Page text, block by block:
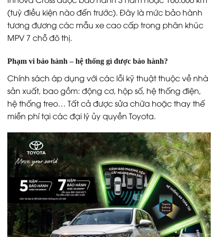
(tuỳ điều kiện nào đến trước). Đây là mức bảo hành
tương đương các mẫu xe cao cấp trong phân khúc
MPV 7 chỗ đô thị.
Phạm vi bảo hành – hệ thống gì được bảo hành?
Chính sách áp dụng với các lỗi kỹ thuật thuộc về nhà
sản xuất, bao gồm: động cơ, hộp số, hệ thống điện,
hệ thống treo… Tất cả được sửa chữa hoặc thay thế
miễn phí tại các đại lý ủy quyền Toyota.